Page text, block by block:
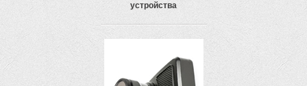
устройства